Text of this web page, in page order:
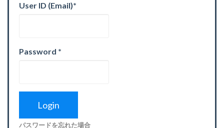
User ID (Email)*
Password *
パスワードを忘れた場合